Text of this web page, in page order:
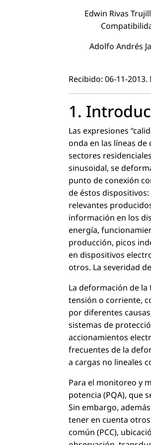
Edwin Rivas
Adolfo Andrés
Recibido: 06-11-
1.
Las expresiones
onda en las líneas
sectores
sinusoidal, se
punto de conexión
de éstos
relevantes
información en los
energía,
producción, picos
en dispositivos
otros. La severidad
La deformación de
tensión o corriente,
por diferentes
sistemas de
accionamientos
frecuentes de la
a cargas no lineales
Para el monitoreo y
potencia (PQA), que
Sin embargo,
tener en cuenta
común (PCC),